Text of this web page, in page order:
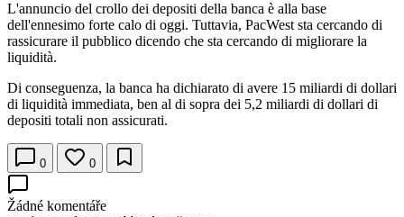
L'annuncio del crollo dei depositi della banca è alla base
dell'ennesimo forte calo di oggi. Tuttavia, PacWest sta cercando di
rassicurare il pubblico dicendo che sta cercando di migliorare la
liquidità.
Di conseguenza, la banca ha dichiarato di avere 15 miliardi di dollari
di liquidità immediata, ben al di sopra dei 5,2 miliardi di dollari di
depositi totali non assicurati.
0 0
Žádné komentáře